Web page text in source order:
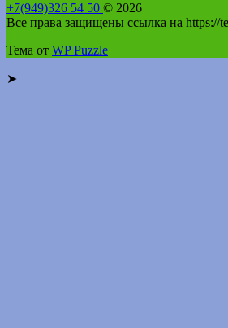
+7(949)326 54 50 © 2026
Все права защищены ссылка на https://
Тема от WP Puzzle
➤